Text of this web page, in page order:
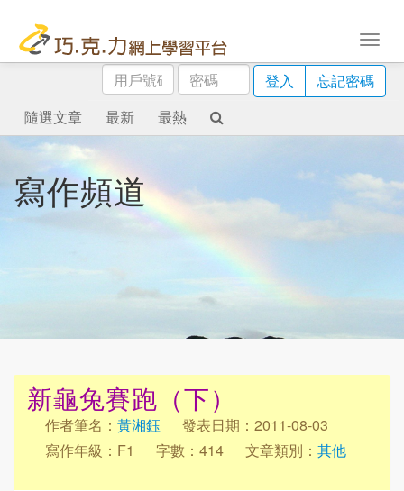
用
戶
號
碼
密
碼
登入
忘記密碼
隨選文章
最新 最熱
寫作頻道
新龜兔賽跑（下）
作者筆名： 黃湘鈺
發表日期：2011-08-03
寫作年級：F1
字數：414 文章類別： 其他